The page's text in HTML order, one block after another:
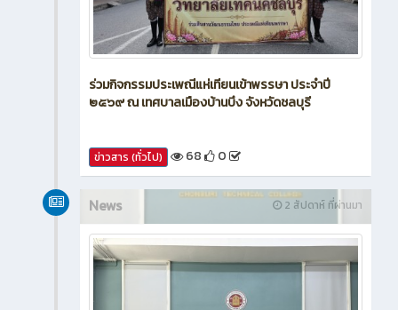
ร่วมกิจกรรมประเพณีแห่เทียนเข้าพรรษา ประจำปี
๒๕๖๙ ณ เทศบาลเมืองบ้านบึง จังหวัดชลบุรี
ข่าวสาร (ทั่วไป) 68 0
2 สัปดาห์ ที่ผ่านมา
News